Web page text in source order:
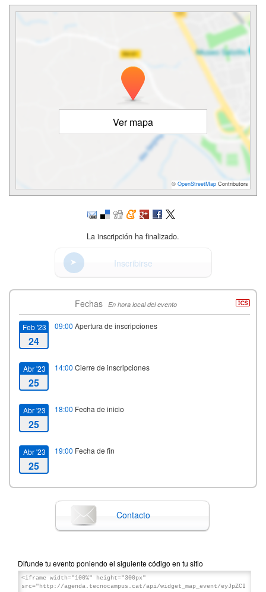
Ver mapa
© OpenStreetMap Contributors
La inscripción ha finalizado.
Inscribirse
Fechas En hora local del evento
Feb '23
24
09:00 Apertura de inscripciones
Abr '23
25
14:00 Cierre de inscripciones
Abr '23
25
18:00 Fecha de inicio
Abr '23
25
19:00 Fecha de fin
Contacto
Difunde tu evento poniendo el siguiente código en tu sitio